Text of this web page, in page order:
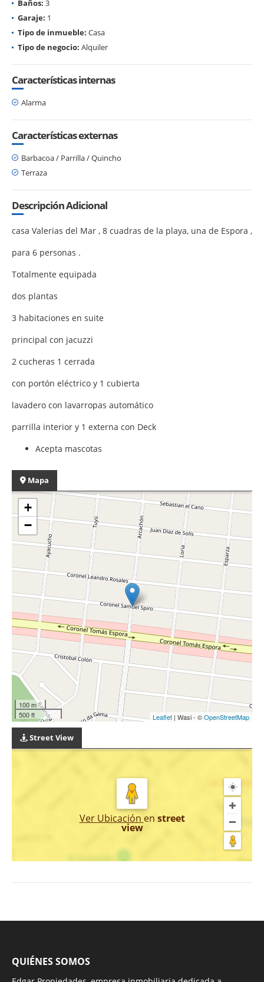
Baños: 3
Garaje: 1
Tipo de inmueble: Casa
Tipo de negocio: Alquiler
Características internas
Alarma
Características externas
Barbacoa / Parrilla / Quincho
Terraza
Descripción Adicional
casa Valerias del Mar , 8 cuadras de la playa, una de Espora ,
para 6 personas .
Totalmente equipada
dos plantas
3 habitaciones en suite
principal con jacuzzi
2 cucheras 1 cerrada
con portón eléctrico y 1 cubierta
lavadero con lavarropas automático
parrilla interior y 1 externa con Deck
Acepta mascotas
Mapa
+
−
100 m
500 ft
Leaflet | Wasi - ©OpenStreetMap
Street View
Ver Ubicación en street
view
QUIÉNES SOMOS